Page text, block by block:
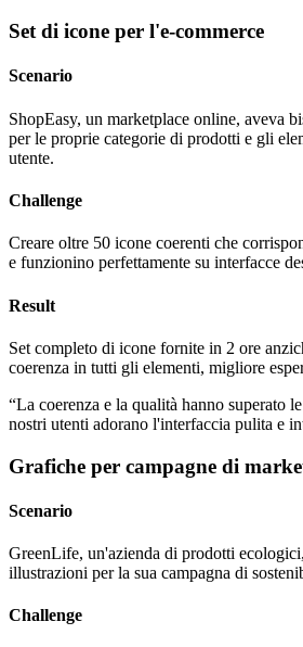
Set di icone per l'e-commerce
Scenario
ShopEasy, un marketplace online, aveva
per le proprie categorie di prodotti e gli
utente.
Challenge
Creare oltre 50 icone coerenti che
e funzionino perfettamente su interfacce
Result
Set completo di icone fornite in 2 ore
coerenza in tutti gli elementi, migliore
“La coerenza e la qualità hanno superato
nostri utenti adorano l'interfaccia pulita e
Grafiche per campagne di
Scenario
GreenLife, un'azienda di prodotti
illustrazioni per la sua campagna di
Challenge